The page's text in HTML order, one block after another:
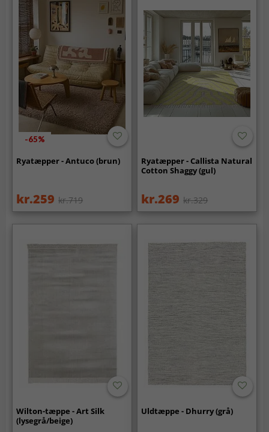
-65%
Ryatæpper - Antuco (brun)
kr.259 kr.719
Ryatæpper - Callista Natural
Cotton Shaggy (gul)
kr.269 kr.329
Wilton-tæppe - Art Silk
(lysegrå/beige)
Uldtæppe - Dhurry (grå)